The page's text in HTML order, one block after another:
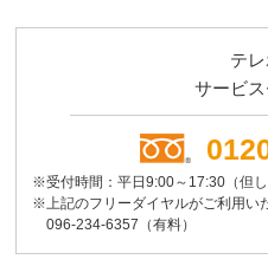
テ
サービ
※受付時間：平日9:00～17:30（但し
※上記のフリーダイヤルがご利用い
096-234-6357（有料）